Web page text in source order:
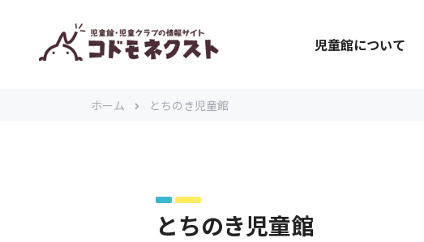
児童館について
ホーム とちのき児童館
とちのき児童館